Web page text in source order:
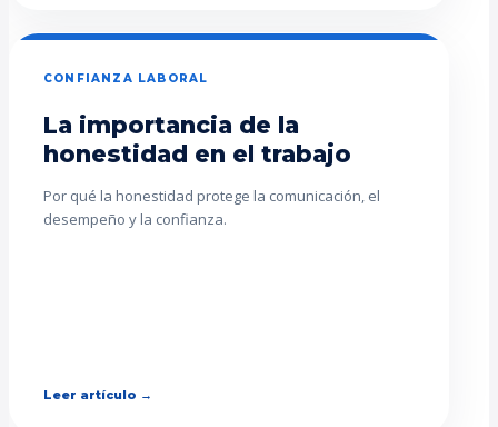
CONFIANZA LABORAL
La importancia de la
honestidad en el trabajo
Por qué la honestidad protege la comunicación, el
desempeño y la confianza.
Leer artículo →